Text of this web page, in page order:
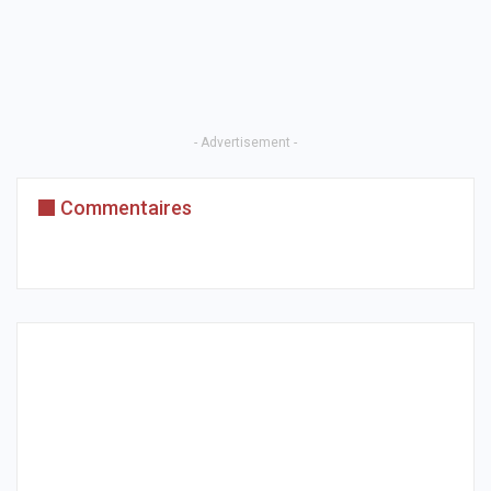
- Advertisement -
Commentaires